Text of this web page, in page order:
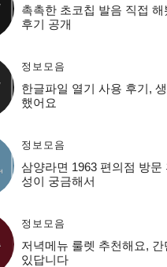
촉촉한 초코칩 발음 직접 해
후기 공개
정보모음
한글파일 열기 사용 후기,
했어요
정보모음
삼양라면 1963 편의점 방문
성이 궁금해서
정보모음
저녁메뉴 룰렛 추천해요, 간
있답니다